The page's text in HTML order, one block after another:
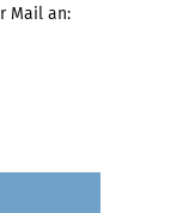
Mail an: